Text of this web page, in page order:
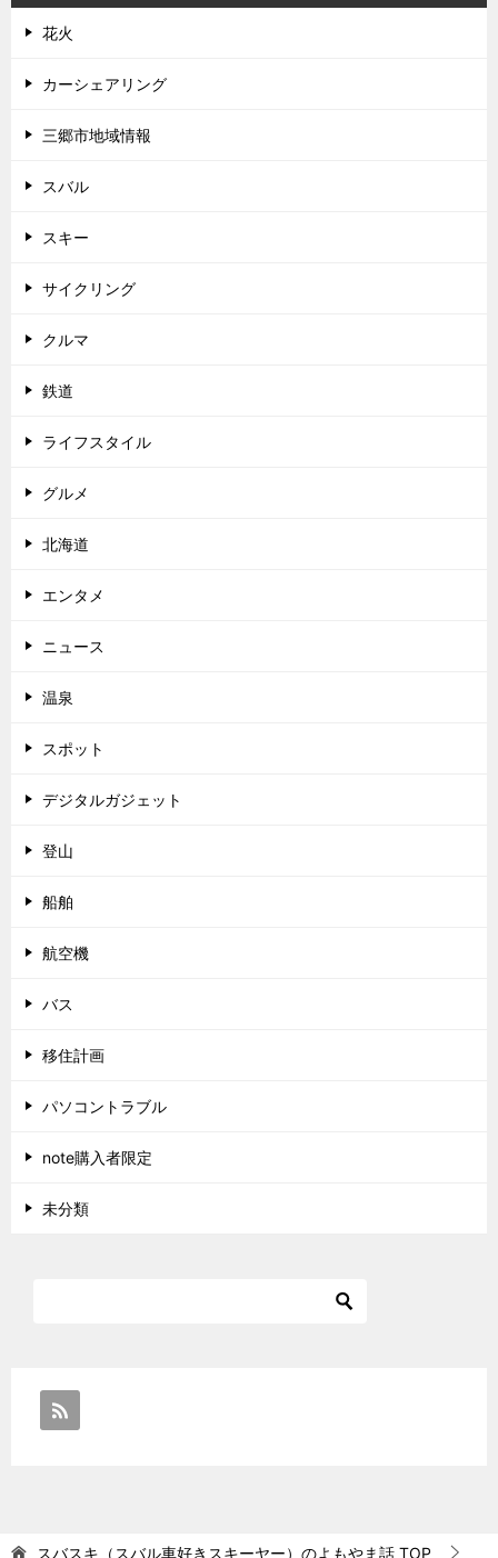
花火
カーシェアリング
三郷市地域情報
スバル
スキー
サイクリング
クルマ
鉄道
ライフスタイル
グルメ
北海道
エンタメ
ニュース
温泉
スポット
デジタルガジェット
登山
船舶
航空機
バス
移住計画
パソコントラブル
note購入者限定
未分類
スバスキ（スバル車好きスキーヤー）のよもやま話 TOP